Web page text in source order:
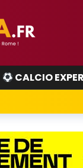
CALCIO